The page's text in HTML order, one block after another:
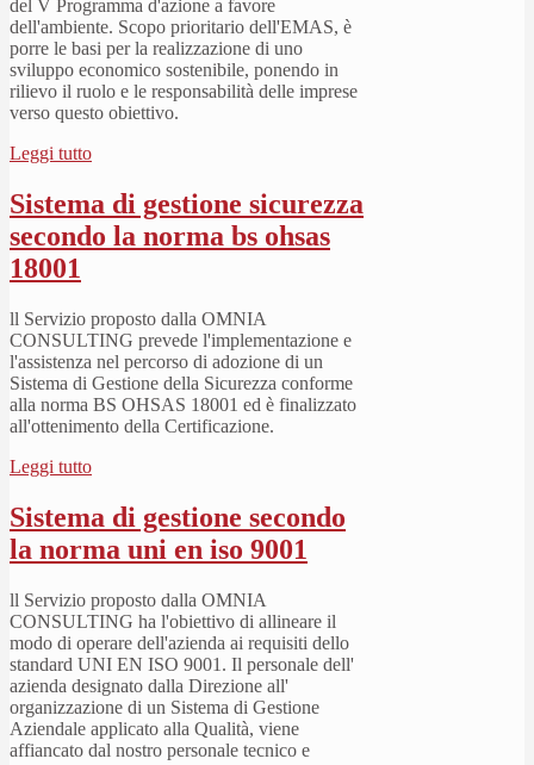
del V Programma d'azione a favore
dell'ambiente. Scopo prioritario dell'EMAS, è
porre le basi per la realizzazione di uno
sviluppo economico sostenibile, ponendo in
rilievo il ruolo e le responsabilità delle imprese
verso questo obiettivo.
Leggi tutto
Sistema di gestione sicurezza
secondo la norma bs ohsas
18001
ll Servizio proposto dalla OMNIA
CONSULTING prevede l'implementazione e
l'assistenza nel percorso di adozione di un
Sistema di Gestione della Sicurezza conforme
alla norma BS OHSAS 18001 ed è finalizzato
all'ottenimento della Certificazione.
Leggi tutto
Sistema di gestione secondo
la norma uni en iso 9001
ll Servizio proposto dalla OMNIA
CONSULTING ha l'obiettivo di allineare il
modo di operare dell'azienda ai requisiti dello
standard UNI EN ISO 9001. Il personale dell'
azienda designato dalla Direzione all'
organizzazione di un Sistema di Gestione
Aziendale applicato alla Qualità, viene
affiancato dal nostro personale tecnico e